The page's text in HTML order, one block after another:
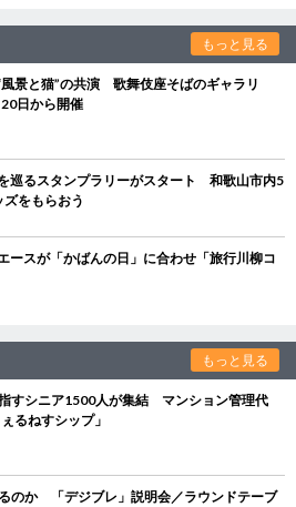
もっと見る
景と猫”の共演 歌舞伎座そばのギャラリ
日から開催
巡るスタンプラリーがスタート 和歌山市内5
をもらおう
スが「かばんの日」に合わせ「旅行川柳コ
もっと見る
指すシニア1500人が集結 マンション管理代
るねすシップ」
のか 「デジブレ」説明会／ラウンドテーブ